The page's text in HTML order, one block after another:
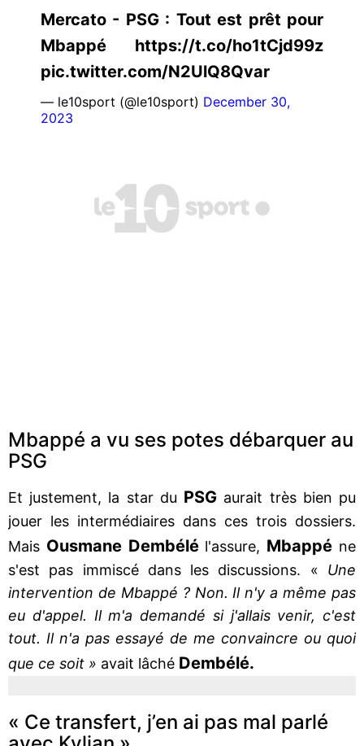
Mercato - PSG : Tout est prêt pour
Mbappé https://t.co/ho1tCjd99z
pic.twitter.com/N2UlQ8Qvar
— le10sport (@le10sport) December 30,
2023
Mbappé a vu ses potes débarquer au
PSG
Et justement, la star du PSG aurait très bien pu
jouer les intermédiaires dans ces trois dossiers.
Mais Ousmane Dembélél'assure, Mbappé ne
s'est pas immiscé dans les discussions. « Une
intervention de Mbappé ? Non. Il n'y a même pas
eu d'appel. Il m'a demandé si j'allais venir, c'est
tout. Il n'a pas essayé de me convaincre ou quoi
que ce soit » avait lâché Dembélé.
« Ce transfert, j’en ai pas mal parlé